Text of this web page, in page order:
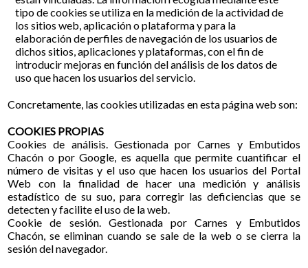
tipo de cookies se utiliza en la medición de la actividad de
los sitios web, aplicación o plataforma y para la
elaboración de perfiles de navegación de los usuarios de
dichos sitios, aplicaciones y plataformas, con el fin de
introducir mejoras en función del análisis de los datos de
uso que hacen los usuarios del servicio.
Concretamente, las cookies utilizadas en esta página web son:
COOKIES PROPIAS
Cookies de análisis. Gestionada por Carnes y Embutidos
Chacón o por Google, es aquella que permite cuantificar el
número de visitas y el uso que hacen los usuarios del Portal
Web con la finalidad de hacer una medición y análisis
estadístico de su suo, para corregir las deficiencias que se
detecten y facilite el uso de la web.
Cookie de sesión. Gestionada por Carnes y Embutidos
Chacón, se eliminan cuando se sale de la web o se cierra la
sesión del navegador.